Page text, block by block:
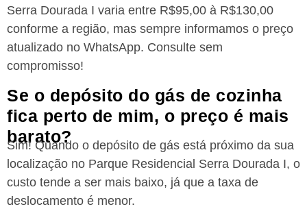
Serra Dourada I varia entre R$95,00 à R$130,00
conforme a região, mas sempre informamos o preço
atualizado no WhatsApp. Consulte sem
compromisso!
Se o depósito do gás de cozinha
fica perto de mim, o preço é mais
barato?
Sim! Quando o depósito de gás está próximo da sua
localização no Parque Residencial Serra Dourada I, o
custo tende a ser mais baixo, já que a taxa de
deslocamento é menor.